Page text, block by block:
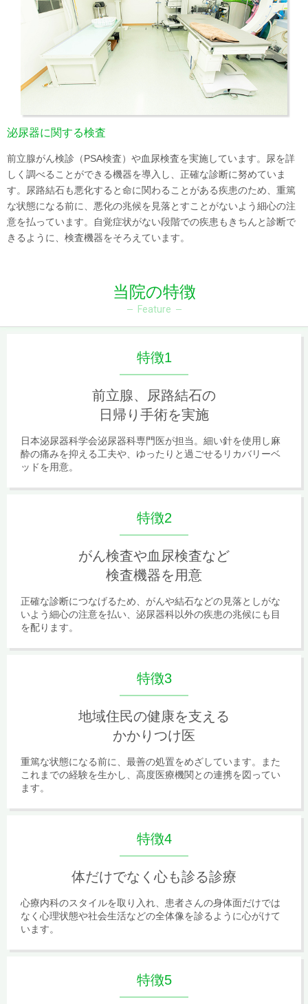
泌尿器に関する検査
前立腺がん検診（PSA検査）や血尿検査を実施しています。尿を詳
しく調べることができる機器を導入し、正確な診断に努めていま
す。尿路結石も悪化すると命に関わることがある疾患のため、重篤
な状態になる前に、悪化の兆候を見落とすことがないよう細心の注
意を払っています。自覚症状がない段階での疾患もきちんと診断で
きるように、検査機器をそろえています。
当院の特徴
Feature
特徴1
前立腺、尿路結石の
日帰り手術を実施
日本泌尿器科学会泌尿器科専門医が担当。細い針を使用し麻
酔の痛みを抑える工夫や、ゆったりと過ごせるリカバリーベ
ッドを用意。
特徴2
がん検査や血尿検査など
検査機器を用意
正確な診断につなげるため、がんや結石などの見落としがな
いよう細心の注意を払い、泌尿器科以外の疾患の兆候にも目
を配ります。
特徴3
地域住民の健康を支える
かかりつけ医
重篤な状態になる前に、最善の処置をめざしています。また
これまでの経験を生かし、高度医療機関との連携を図ってい
ます。
特徴4
体だけでなく心も診る診療
心療内科のスタイルを取り入れ、患者さんの身体面だけでは
なく心理状態や社会生活などの全体像を診るように心がけて
います。
特徴5